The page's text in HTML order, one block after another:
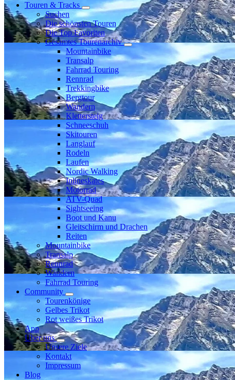
Touren & Tracks
Suchen
Die schönsten Touren
Die Top Favoriten
Gesamtes Tourenarchiv
Mountainbike
Transalp
Fahrrad Touring
Rennrad
Trekkingbike
Bergtour
Wandern
Klettersteig
Schneeschuh
Skitouren
Langlauf
Rodeln
Laufen
Nordic Walking
Inlineskates
Motorrad
ATV-Quad
Sightseeing
Boot und Kanu
Gleitschirm und Drachen
Reiten
Mountainbike
Transalp
Rennrad
Wandern
Fahrrad Touring
Community
Tourenkönige
Gelbes Trikot
Rot weißes Trikot
App
Über uns
Unsere Ziele
Kontakt
Impressum
Blog